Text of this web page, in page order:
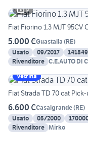
9
Fiat Fiorino 1.3 MJT
5.000 €Guastalla (RE)
Usato
09/2017
Rivenditore C.E.AUTO DI
Vetrina
Fiat Strada TD 70 cat
6.600 €Casalgrande(RE)
Usato
05/2000
Rivenditore Mirko